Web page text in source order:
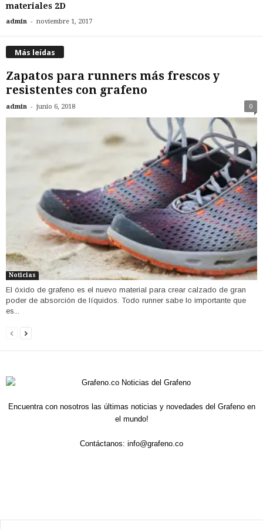
materiales 2D
admin - noviembre 1, 2017
Más leídas
Zapatos para runners más frescos y
resistentes con grafeno
admin - junio 6, 2018 0
Noticias
El óxido de grafeno es el nuevo material para crear calzado de gran
poder de absorción de líquidos. Todo runner sabe lo importante que
es...
Encuentra con nosotros las últimas noticias y novedades del Grafeno en
el mundo!
Contáctanos: info@grafeno.co